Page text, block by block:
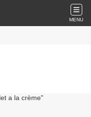
MENU